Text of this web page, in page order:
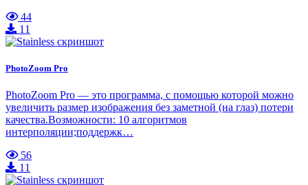
44
11
PhotoZoom Pro
PhotoZoom Pro — это программа, с помощью которой можно
увеличить размер изображения без заметной (на глаз) потери
качества.Возможности: 10 алгоритмов
интерполяции;поддержк…
56
11